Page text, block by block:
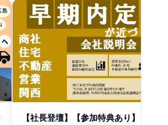
【社長登壇】【参加特典あり】